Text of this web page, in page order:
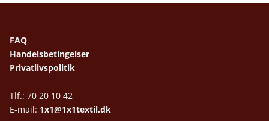
FAQ
Handelsbetingelser
Privatlivspolitik
Tlf.: 70 20 10 42
E-mail: 1x1@1x1textil.dk